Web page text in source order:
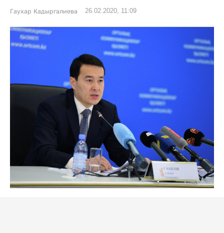
Гаухар Кадыргалиева 26.02.2020, 11:09